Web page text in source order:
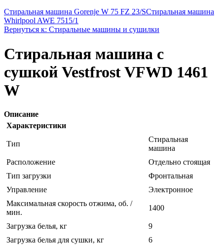
Стиральная машина Gorenje W 75 FZ 23/SСтиральная машина
Whirlpool AWE 7515/1
Вернуться к: Стиральные машины и сушилки
Стиральная машина с
сушкой Vestfrost VFWD 1461
W
Описание
Характеристики
Тип
Стиральная
машина
Расположение
Отдельно стоящая
Тип загрузки
Фронтальная
Управление
Электронное
Максимальная скорость отжима, об. /
мин.
1400
Загрузка белья, кг
9
Загрузка белья для сушки, кг
6